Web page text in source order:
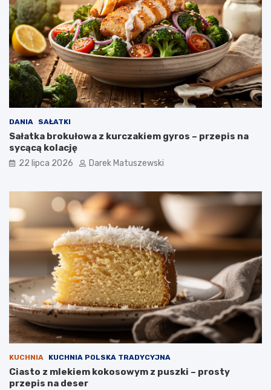
DANIA SAŁATKI
Sałatka brokułowa z kurczakiem gyros – przepis na
sycącą kolację
22 lipca 2026 Darek Matuszewski
KUCHNIA KUCHNIA POLSKA TRADYCYJNA
Ciasto z mlekiem kokosowym z puszki – prosty
przepis na deser